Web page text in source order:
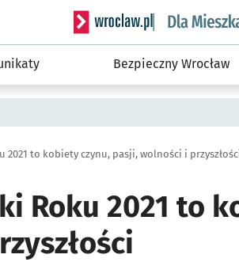
Serwis informacyjny
Bezpieczny Wrocław
2021 to kobiety czynu, pasji, wolności i
Roku 2021 to